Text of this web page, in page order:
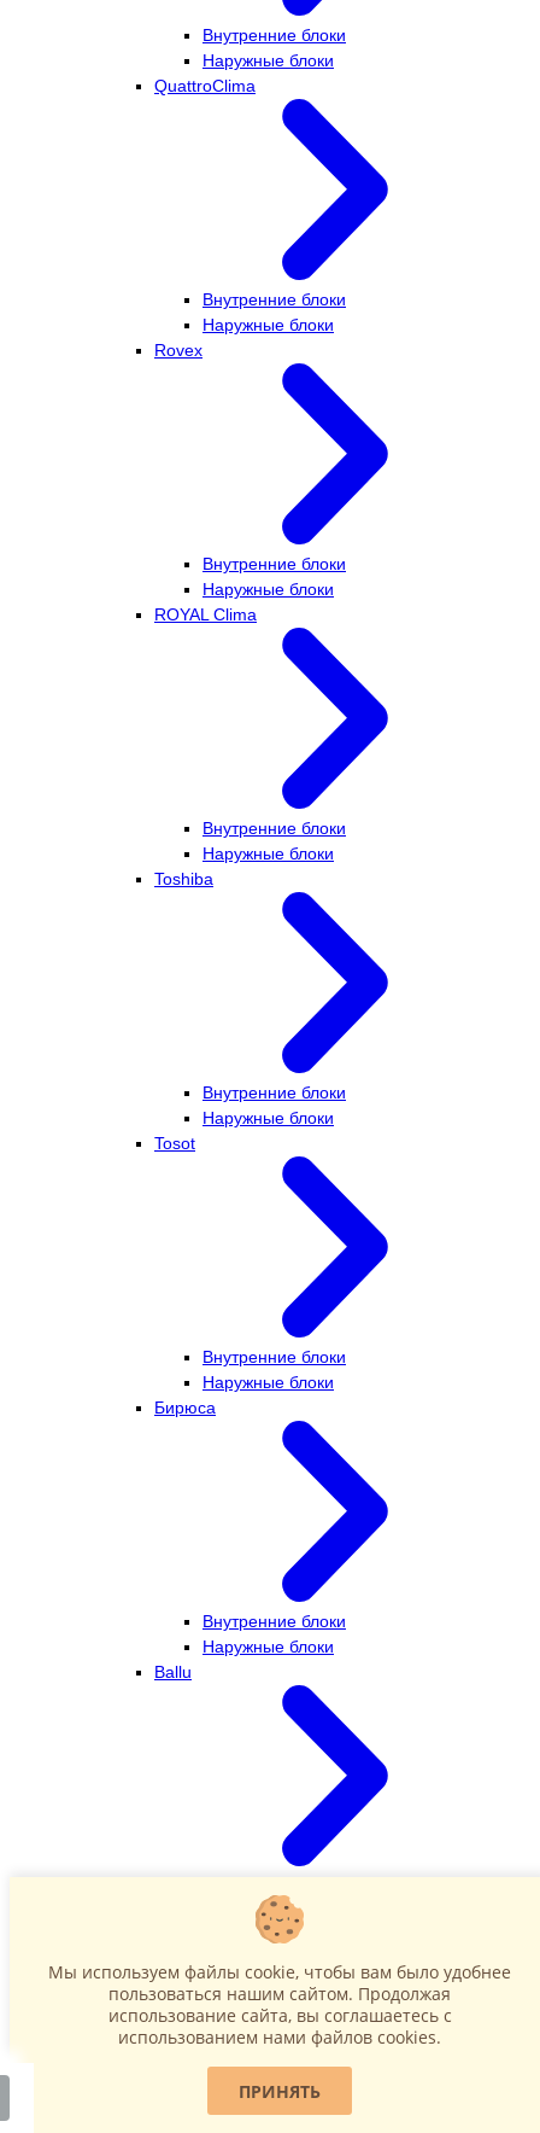
Внутренние блоки
Наружные блоки
QuattroClima
Внутренние блоки
Наружные блоки
Rovex
Внутренние блоки
Наружные блоки
ROYAL Clima
Внутренние блоки
Наружные блоки
Toshiba
Внутренние блоки
Наружные блоки
Tosot
Внутренние блоки
Наружные блоки
Бирюса
Внутренние блоки
Наружные блоки
Ballu
Наружные блоки
Мы используем файлы cookie, чтобы вам было удобнее
пользоваться нашим сайтом. Продолжая
использование сайта, вы соглашаетесь c
использованием нами файлов cookies.
ПРИНЯТЬ